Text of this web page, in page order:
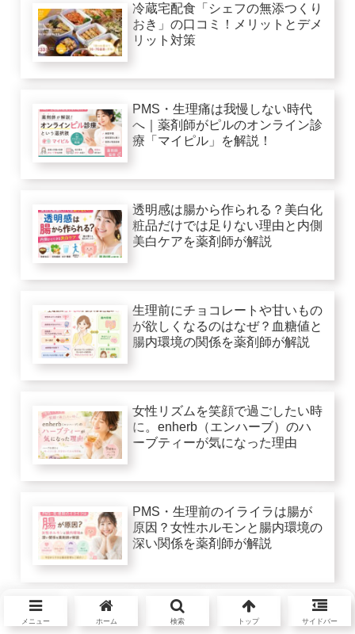
冷蔵宅配食「シェフの無添つくり
おき」の口コミ！メリットとデメ
リット対策
PMS・生理痛は我慢しない時代
へ｜薬剤師がピルのオンライン診
療「マイピル」を解説！
透明感は腸から作られる？美白化
粧品だけでは足りない理由と内側
美白ケアを薬剤師が解説
生理前にチョコレートや甘いもの
が欲しくなるのはなぜ？血糖値と
腸内環境の関係を薬剤師が解説
女性リズムを笑顔で過ごしたい時
に。enherb（エンハーブ）のハ
ーブティーが気になった理由
PMS・生理前のイライラは腸が
原因？女性ホルモンと腸内環境の
深い関係を薬剤師が解説
メニュー ホーム 検索 トップ サイドバー